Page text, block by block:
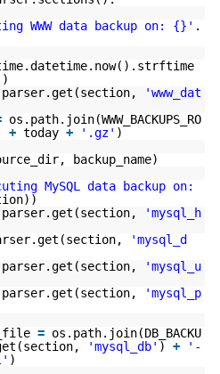
WWW data backup on: {}' .
)
parser.get(section,
'www_dat
os.path.join(WWW_BACKUPS_RO
+ today + '.gz' )
backup_name)
MySQL data backup on:
parser.get(section,
'mysql_h
'mysql_d
parser.get(section,
'mysql_u
parser.get(section,
'mysql_p
= os.path.join(DB_BACKU
'mysql_db' ) +
'-
)